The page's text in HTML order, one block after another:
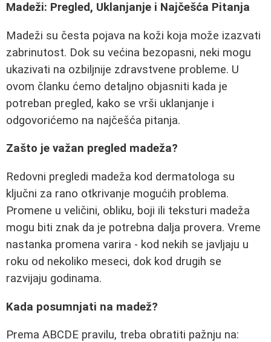
Madeži: Pregled, Uklanjanje i Najčešća Pitanja
Madeži su česta pojava na koži koja može izazvati
zabrinutost. Dok su većina bezopasni, neki mogu
ukazivati na ozbiljnije zdravstvene probleme. U
ovom članku ćemo detaljno objasniti kada je
potreban pregled, kako se vrši uklanjanje i
odgovorićemo na najčešća pitanja.
Zašto je važan pregled madeža?
Redovni pregledi madeža kod dermatologa su
ključni za rano otkrivanje mogućih problema.
Promene u veličini, obliku, boji ili teksturi madeža
mogu biti znak da je potrebna dalja provera. Vreme
nastanka promena varira - kod nekih se javljaju u
roku od nekoliko meseci, dok kod drugih se
razvijaju godinama.
Kada posumnjati na madež?
Prema ABCDE pravilu, treba obratiti pažnju na: